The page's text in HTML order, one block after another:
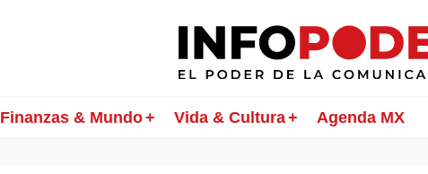
Finanzas & Mundo Vida & Cultura Agenda MX